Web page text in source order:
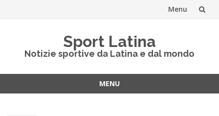
Menu
Sport Latina
Notizie sportive da Latina e dal mondo
MENU